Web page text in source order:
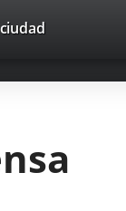
avaTop